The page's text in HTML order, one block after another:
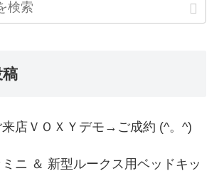
店ＶＯＸＹデモ→ご成約 (^。^)
ニ ＆ 新型ルークス用ベッドキッ